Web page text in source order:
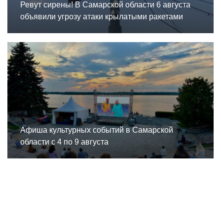
Ревут сирены! В Самарской области 6 августа
объявили угрозу атаки крылатыми ракетами
Афиша культурных событий в Самарской
области с 4 по 9 августа